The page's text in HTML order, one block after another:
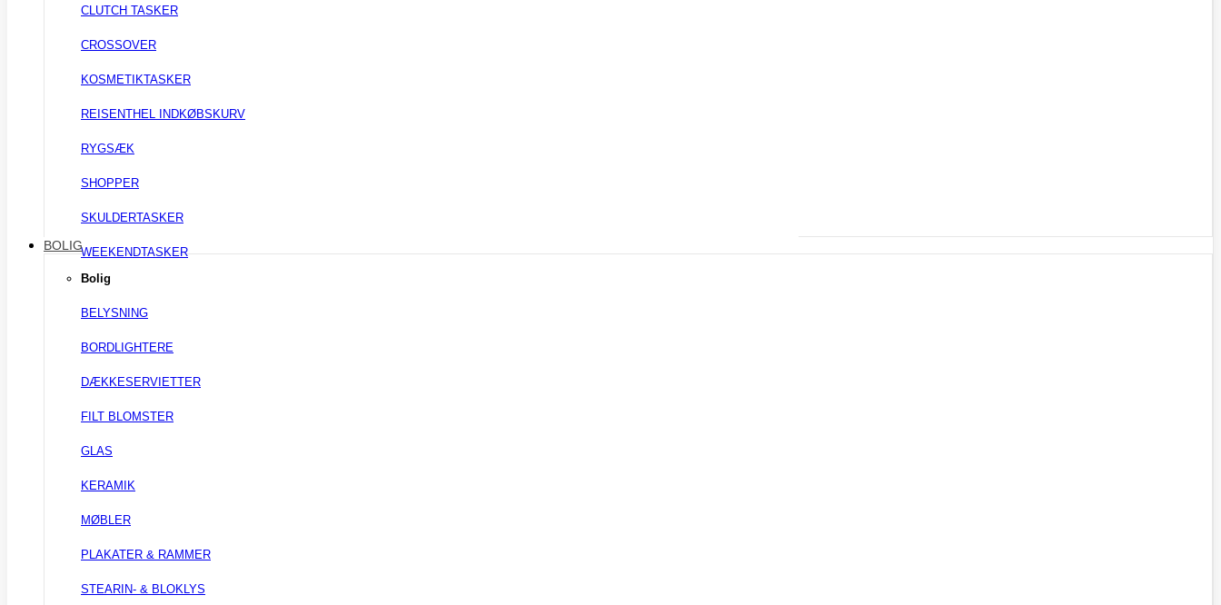
CLUTCH TASKER
CROSSOVER
KOSMETIKTASKER
REISENTHEL INDKØBSKURV
RYGSÆK
SHOPPER
SKULDERTASKER
WEEKENDTASKER
BOLIG
Bolig
BELYSNING
BORDLIGHTERE
DÆKKESERVIETTER
FILT BLOMSTER
GLAS
KERAMIK
MØBLER
PLAKATER & RAMMER
STEARIN- & BLOKLYS